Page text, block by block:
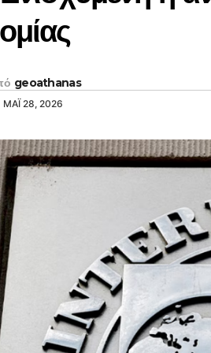
geoathanas
ΜΆΙ 28, 2026